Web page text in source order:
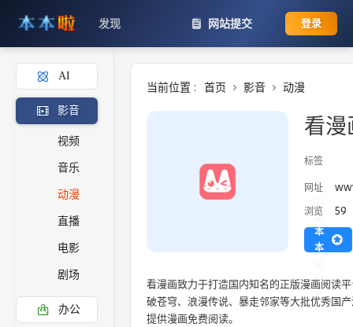
发现 网站提交 登录
AI
影音
视频
音乐
动漫
直播
电影
剧场
办公
当前位置 : 首页 影音 动漫
看漫
标签
网址
浏览 59
添
到
本
本
主
页
看漫画致力于打造国内知名的正版漫画阅读
破苍穹、浪漫传说、暴走邻家等大批优秀国
提供漫画免费阅读。